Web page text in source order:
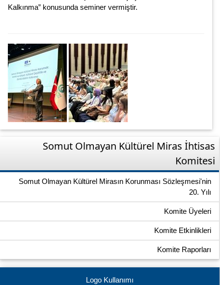
Kalkınma” konusunda seminer vermiştir.
Somut Olmayan Kültürel Miras İhtisas
Komitesi
Somut Olmayan Kültürel Mirasın Korunması Sözleşmesi'nin
20. Yılı
Komite Üyeleri
Komite Etkinlikleri
Komite Raporları
Logo Kullanımı